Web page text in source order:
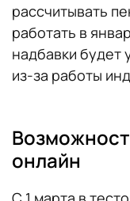
рассчитывать
работать в
надбавки будет
из-за работы
онлайн